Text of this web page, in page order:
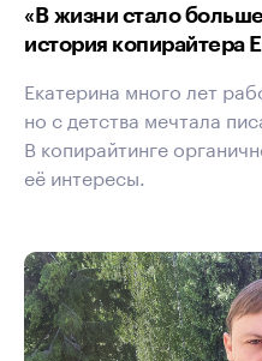
«В жизни стало
история копирайтера
Екатерина много лет
но с детства мечтала
В копирайтинге
её интересы.